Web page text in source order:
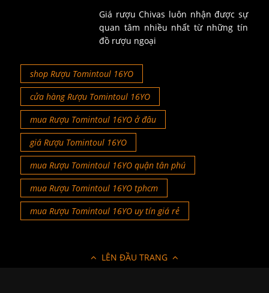
Giá rượu Chivas luôn nhận được sự
quan tâm nhiều nhất từ những tín
đồ rượu ngoại
shop Rượu Tomintoul 16YO
cửa hàng Rượu Tomintoul 16YO
mua Rượu Tomintoul 16YO ở đâu
giá Rượu Tomintoul 16YO
mua Rượu Tomintoul 16YO quận tân phú
mua Rượu Tomintoul 16YO tphcm
mua Rượu Tomintoul 16YO uy tín giá rẻ
LÊN ĐẦU TRANG